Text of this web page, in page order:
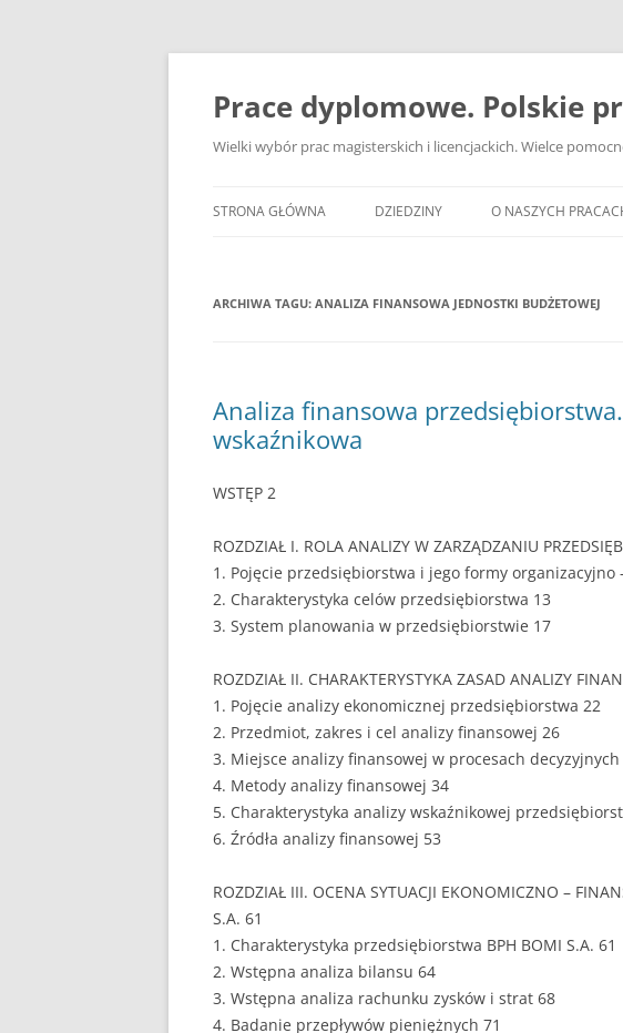
Przejdź
Prace dyplomowe. Polskie
Wielki wybór prac magisterskich i licencjackich. Wielce
STRONA GŁÓWNA DZIEDZINY
BANKOWOŚĆ
FINANSE
GASTRONOMIA
HANDEL
HISTORIA
HOTELARSTWO
LOGISTYKA I TRANSPORT
MARKETING
MARKETING POLITYCZNY
O NASZYCH
ARCHIWA TAGU: ANALIZA FINANSOWA JEDNOSTKI BUDŻETOWEJ
Analiza finansowa
wskaźnikowa
WSTĘP 2
ROZDZIAŁ I. ROLA ANALIZY W ZARZĄDZANIU
1. Pojęcie przedsiębiorstwa i jego formy organizacyjno
2. Charakterystyka celów przedsiębiorstwa 13
3. System planowania w przedsiębiorstwie 17
ROZDZIAŁ II. CHARAKTERYSTYKA ZASAD ANALIZY
1. Pojęcie analizy ekonomicznej przedsiębiorstwa 22
2. Przedmiot, zakres i cel analizy finansowej 26
3. Miejsce analizy finansowej w procesach decyzyjnych
4. Metody analizy finansowej 34
5. Charakterystyka analizy wskaźnikowej
6. Źródła analizy finansowej 53
ROZDZIAŁ III. OCENA SYTUACJI EKONOMICZNO –
S.A. 61
1. Charakterystyka przedsiębiorstwa BPH BOMI S.A. 61
2. Wstępna analiza bilansu 64
3. Wstępna analiza rachunku zysków i strat 68
4. Badanie przepływów pieniężnych 71